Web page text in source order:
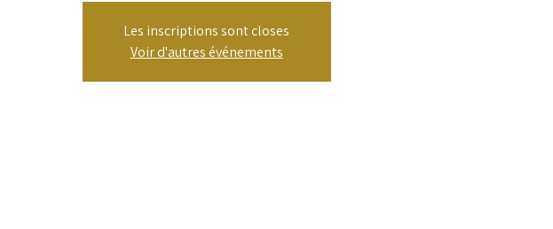
Les inscriptions sont closes
Voir d'autres événements